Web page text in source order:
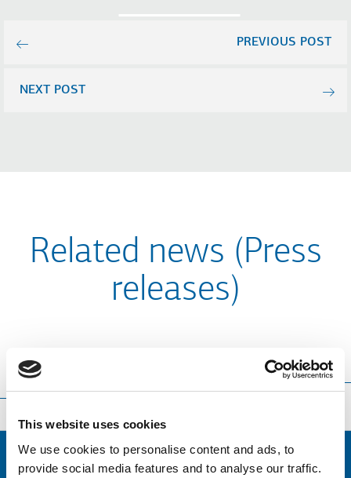
This website uses cookies
We use cookies to personalise content and ads, to
provide social media features and to analyse our traffic.
PREVIOUS POST
NEXT POST
Related news (Press
releases)
Translation language
by
Σειρά